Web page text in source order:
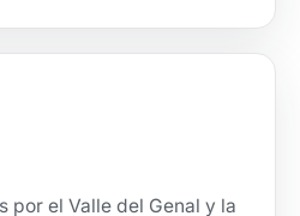
por el Valle del Genal y la